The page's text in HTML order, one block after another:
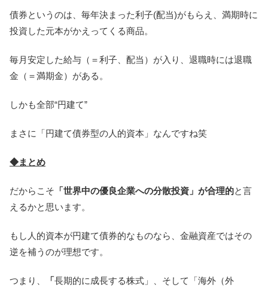
債券というのは、毎年決まった利子(配当)がもらえ、満期時に
投資した元本がかえってくる商品。
毎月安定した給与（＝利子、配当）が入り、退職時には退職
金（＝満期金）がある。
しかも全部“円建て”
まさに「円建て債券型の人的資本」なんですね笑
◆まとめ
だからこそ 「世界中の優良企業への分散投資」が合理的と言
えるかと思います。
もし人的資本が円建て債券的なものなら、金融資産ではその
逆を補うのが理想です。
つまり、 「長期的に成長する株式」、そして「海外（外